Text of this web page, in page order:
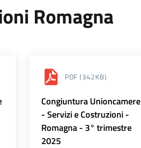
Romagna
PDF (342KB)
Congiuntura Unioncamere
- Servizi e Costruzioni -
Romagna - 3° trimestre
2025